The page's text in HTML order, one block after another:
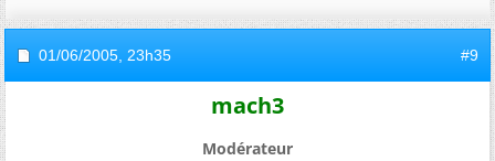
01/06/2005, 23h35 #9
mach3
Modérateur